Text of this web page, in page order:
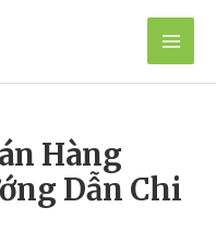
Main
Hàng
Dẫn Chi